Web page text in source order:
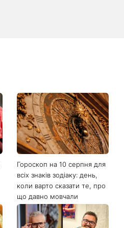
Гороскоп на 10 серпня для
всіх знаків зодіаку: день,
коли варто сказати те, про
що давно мовчали